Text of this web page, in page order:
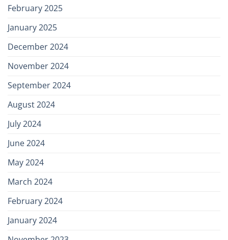
February 2025
January 2025
December 2024
November 2024
September 2024
August 2024
July 2024
June 2024
May 2024
March 2024
February 2024
January 2024